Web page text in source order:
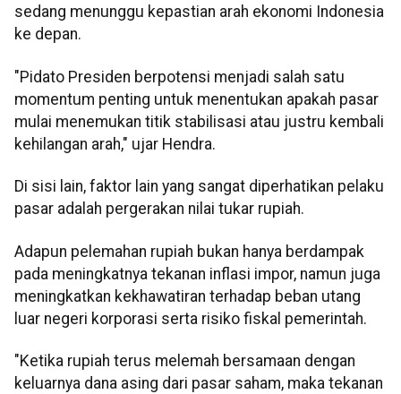
sedang menunggu kepastian arah ekonomi Indonesia
ke depan.
"Pidato Presiden berpotensi menjadi salah satu
momentum penting untuk menentukan apakah pasar
mulai menemukan titik stabilisasi atau justru kembali
kehilangan arah," ujar Hendra.
Di sisi lain, faktor lain yang sangat diperhatikan pelaku
pasar adalah pergerakan nilai tukar rupiah.
Adapun pelemahan rupiah bukan hanya berdampak
pada meningkatnya tekanan inflasi impor, namun juga
meningkatkan kekhawatiran terhadap beban utang
luar negeri korporasi serta risiko fiskal pemerintah.
"Ketika rupiah terus melemah bersamaan dengan
keluarnya dana asing dari pasar saham, maka tekanan